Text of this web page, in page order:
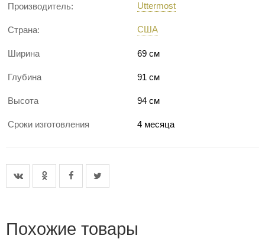
Производитель: Uttermost
Страна: США
Ширина 69 см
Глубина 91 см
Высота 94 см
Сроки изготовления 4 месяца
Похожие товары